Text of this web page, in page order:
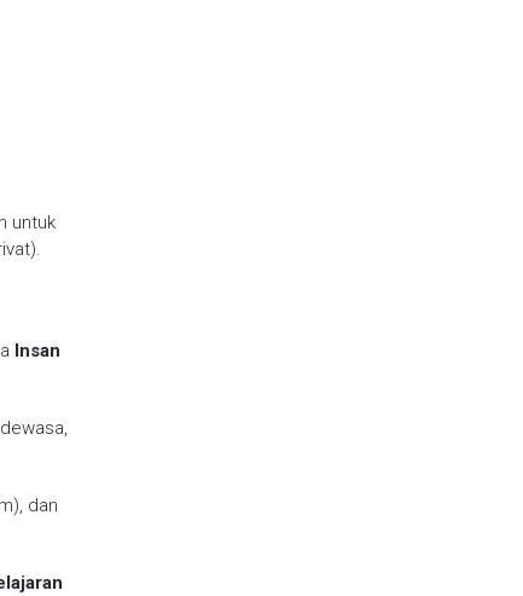
untuk
Insan
dan